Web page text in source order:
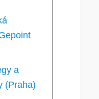
a
(Praha)